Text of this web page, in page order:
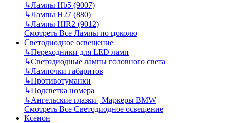
↳Лампы Hb5 (9007)
↳Лампы H27 (880)
↳Лампы HIR2 (9012)
Смотреть Все Лампы по цоколю
Светодиодное освещение
↳Переходники для LED ламп
↳Светодиодные лампы головного света
↳Лампочки габаритов
↳Противотуманки
↳Подсветка номера
↳Ангельские глазки | Маркеры BMW
Смотреть Все Светодиодное освещение
Ксенон